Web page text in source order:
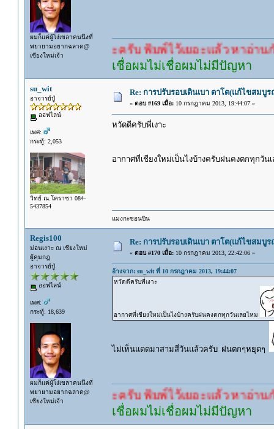
ผมก็แค่ผู้โง่เขลาคนนึงที่
พยายามอยากฉลาด@
เชียงใหม่เจ้า
คำตอบนะครับ พิมพ์ไว้เยอะแล้ว หาอ่านกันดู
เชื่อผมไม่เชื่อผมไม่มีปัญหา
su_wit
อาจารย์ปู่
ออฟไลน์
เพศ:
กระทู้: 2,053
วิทย์ ณ.โคราชา 084-
5437854
Re: การปรับรอบเดินเบา ตาโต(แก้ไขสมบู
« ตอบ #169 เมื่อ:10 กรกฎาคม 2013, 19:44:07 »
หวัดดีครับพี่เงาะ
อากาศที่เชียงใหม่เป็นไงบ้างครับฝนคงตกทุกวัน
แมงกะซอนบิน
Regis100
ม่อนเงาะ ณ เชียงใหม่
ผู้คุมกฎ
อาจารย์ปู่
ออฟไลน์
เพศ:
กระทู้: 18,639
ผมก็แค่ผู้โง่เขลาคนนึงที่
พยายามอยากฉลาด@
เชียงใหม่เจ้า
Re: การปรับรอบเดินเบา ตาโต(แก้ไขสมบู
« ตอบ #170 เมื่อ:10 กรกฎาคม 2013, 22:42:06 »
อ้างจาก: su_wit ที่ 10 กรกฎาคม 2013, 19:44:07
หวัดดีครับพี่เงาะ
อากาศที่เชียงใหม่เป็นไงบ้างครับฝนคงตกทุกวันเลยไหม
ไม่เห็นแดดมาสามสี่วันแล้วครับ ฝนตกๆหยุดๆ
คำตอบนะครับ พิมพ์ไว้เยอะแล้ว หาอ่านกันดู
เชื่อผมไม่เชื่อผมไม่มีปัญหา